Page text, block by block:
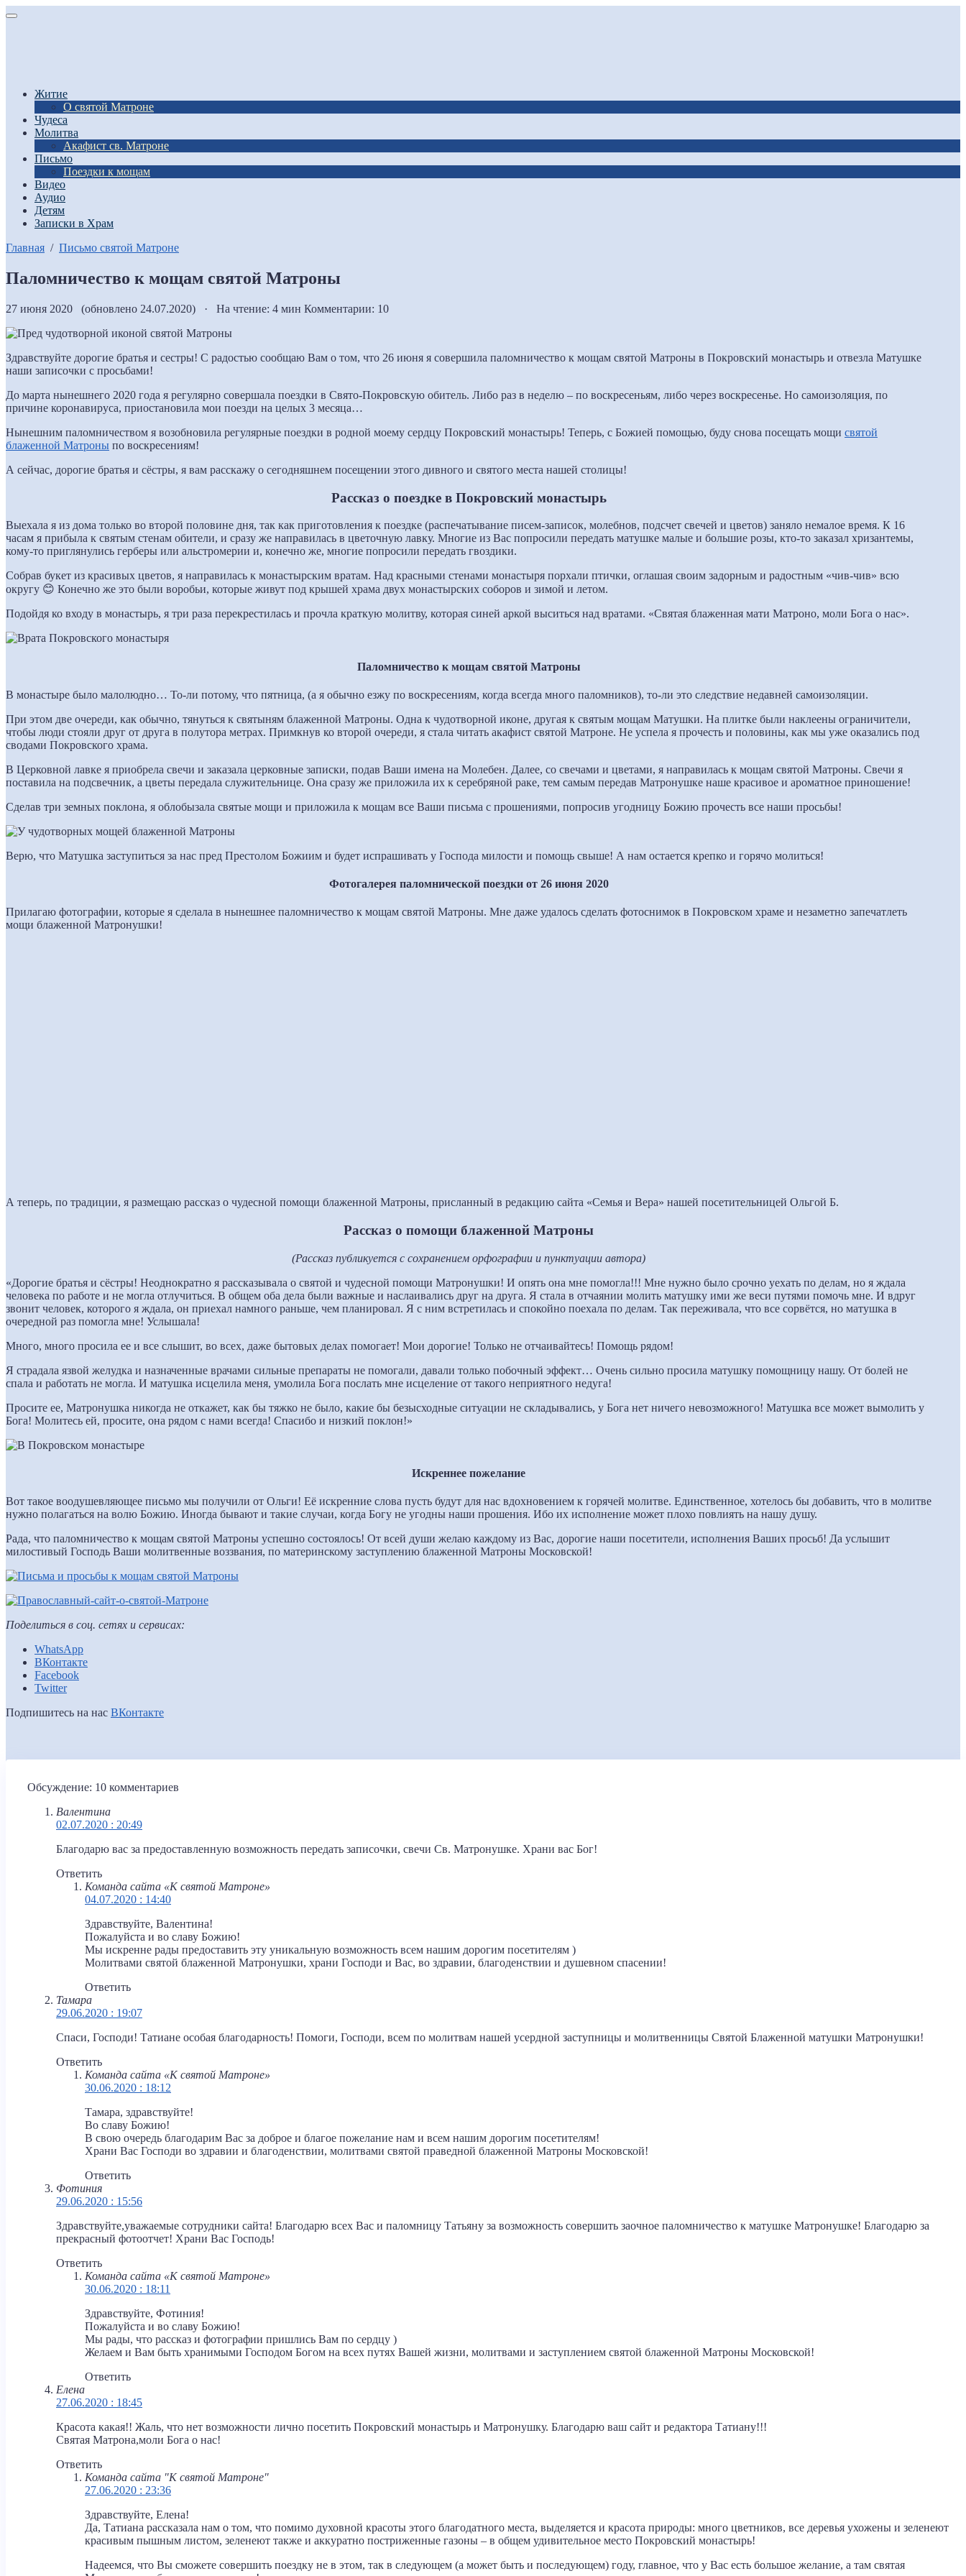
Житие
О святой Матроне
Чудеса
Молитва
Акафист св. Матроне
Письмо
Поездки к мощам
Видео
Аудио
Детям
Записки в Храм
Главная / Письмо святой Матроне
Паломничество к мощам святой Матроны
27 июня 2020 (обновлено 24.07.2020) · На чтение: 4 мин Комментарии: 10
Здравствуйте дорогие братья и сестры! С радостью сообщаю Вам о том, что 26 июня я совершила паломничество к мощам святой Матроны в Покровский монастырь и отвезла Матушке
наши записочки с просьбами!
До марта нынешнего 2020 года я регулярно совершала поездки в Свято-Покровскую обитель. Либо раз в неделю – по воскресеньям, либо через воскресенье. Но самоизоляция, по
причине коронавируса, приостановила мои поезди на целых 3 месяца…
Нынешним паломничеством я возобновила регулярные поездки в родной моему сердцу Покровский монастырь! Теперь, с Божией помощью, буду снова посещать мощи святой
блаженной Матроны по воскресениям!
А сейчас, дорогие братья и сёстры, я вам расскажу о сегодняшнем посещении этого дивного и святого места нашей столицы!
Рассказ о поездке в Покровский монастырь
Выехала я из дома только во второй половине дня, так как приготовления к поездке (распечатывание писем-записок, молебнов, подсчет свечей и цветов) заняло немалое время. К 16
часам я прибыла к святым стенам обители, и сразу же направилась в цветочную лавку. Многие из Вас попросили передать матушке малые и большие розы, кто-то заказал хризантемы,
кому-то приглянулись герберы или альстромерии и, конечно же, многие попросили передать гвоздики.
Собрав букет из красивых цветов, я направилась к монастырским вратам. Над красными стенами монастыря порхали птички, оглашая своим задорным и радостным «чив-чив» всю
округу 😊 Конечно же это были воробьи, которые живут под крышей храма двух монастырских соборов и зимой и летом.
Подойдя ко входу в монастырь, я три раза перекрестилась и прочла краткую молитву, которая синей аркой выситься над вратами. «Святая блаженная мати Матроно, моли Бога о нас».
Паломничество к мощам святой Матроны
В монастыре было малолюдно… То-ли потому, что пятница, (а я обычно езжу по воскресениям, когда всегда много паломников), то-ли это следствие недавней самоизоляции.
При этом две очереди, как обычно, тянуться к святыням блаженной Матроны. Одна к чудотворной иконе, другая к святым мощам Матушки. На плитке были наклеены ограничители,
чтобы люди стояли друг от друга в полутора метрах. Примкнув ко второй очереди, я стала читать акафист святой Матроне. Не успела я прочесть и половины, как мы уже оказались под
сводами Покровского храма.
В Церковной лавке я приобрела свечи и заказала церковные записки, подав Ваши имена на Молебен. Далее, со свечами и цветами, я направилась к мощам святой Матроны. Свечи я
поставила на подсвечник, а цветы передала служительнице. Она сразу же приложила их к серебряной раке, тем самым передав Матронушке наше красивое и ароматное приношение!
Сделав три земных поклона, я облобызала святые мощи и приложила к мощам все Ваши письма с прошениями, попросив угодницу Божию прочесть все наши просьбы!
Верю, что Матушка заступиться за нас пред Престолом Божиим и будет испрашивать у Господа милости и помощь свыше! А нам остается крепко и горячо молиться!
Фотогалерея паломнической поездки от 26 июня 2020
Прилагаю фотографии, которые я сделала в нынешнее паломничество к мощам святой Матроны. Мне даже удалось сделать фотоснимок в Покровском храме и незаметно запечатлеть
мощи блаженной Матронушки!
А теперь, по традиции, я размещаю рассказ о чудесной помощи блаженной Матроны, присланный в редакцию сайта «Семья и Вера» нашей посетительницей Ольгой Б.
Рассказ о помощи блаженной Матроны
(Рассказ публикуется с сохранением орфографии и пунктуации автора)
«Дорогие братья и сёстры! Неоднократно я рассказывала о святой и чудесной помощи Матронушки! И опять она мне помогла!!! Мне нужно было срочно уехать по делам, но я ждала
человека по работе и не могла отлучиться. В общем оба дела были важные и наслаивались друг на друга. Я стала в отчаянии молить матушку ими же веси путями помочь мне. И вдруг
звонит человек, которого я ждала, он приехал намного раньше, чем планировал. Я с ним встретилась и спокойно поехала по делам. Так переживала, что все сорвётся, но матушка в
очередной раз помогла мне! Услышала!
Много, много просила ее и все слышит, во всех, даже бытовых делах помогает! Мои дорогие! Только не отчаивайтесь! Помощь рядом!
Я страдала язвой желудка и назначенные врачами сильные препараты не помогали, давали только побочный эффект… Очень сильно просила матушку помощницу нашу. От болей не
спала и работать не могла. И матушка исцелила меня, умолила Бога послать мне исцеление от такого неприятного недуга!
Просите ее, Матронушка никогда не откажет, как бы тяжко не было, какие бы безысходные ситуации не складывались, у Бога нет ничего невозможного! Матушка все может вымолить у
Бога! Молитесь ей, просите, она рядом с нами всегда! Спасибо и низкий поклон!»
Искреннее пожелание
Вот такое воодушевляющее письмо мы получили от Ольги! Её искренние слова пусть будут для нас вдохновением к горячей молитве. Единственное, хотелось бы добавить, что в молитве
нужно полагаться на волю Божию. Иногда бывают и такие случаи, когда Богу не угодны наши прошения. Ибо их исполнение может плохо повлиять на нашу душу.
Рада, что паломничество к мощам святой Матроны успешно состоялось! От всей души желаю каждому из Вас, дорогие наши посетители, исполнения Ваших просьб! Да услышит
милостивый Господь Ваши молитвенные воззвания, по материнскому заступлению блаженной Матроны Московской!
Поделиться в соц. сетях и сервисах:
WhatsApp
ВКонтакте
Facebook
Twitter
Подпишитесь на нас ВКонтакте
Обсуждение: 10 комментариев
Валентина
02.07.2020 : 20:49
Благодарю вас за предоставленную возможность передать записочки, свечи Св. Матронушке. Храни вас Бог!
Ответить
Команда сайта «К святой Матроне»
04.07.2020 : 14:40
Здравствуйте, Валентина!
Пожалуйста и во славу Божию!
Мы искренне рады предоставить эту уникальную возможность всем нашим дорогим посетителям )
Молитвами святой блаженной Матронушки, храни Господи и Вас, во здравии, благоденствии и душевном спасении!
Ответить
Тамара
29.06.2020 : 19:07
Спаси, Господи! Татиане особая благодарность! Помоги, Господи, всем по молитвам нашей усердной заступницы и молитвенницы Святой Блаженной матушки Матронушки!
Ответить
Команда сайта «К святой Матроне»
30.06.2020 : 18:12
Тамара, здравствуйте!
Во славу Божию!
В свою очередь благодарим Вас за доброе и благое пожелание нам и всем нашим дорогим посетителям!
Храни Вас Господи во здравии и благоденствии, молитвами святой праведной блаженной Матроны Московской!
Ответить
Фотиния
29.06.2020 : 15:56
Здравствуйте,уважаемые сотрудники сайта! Благодарю всех Вас и паломницу Татьяну за возможность совершить заочное паломничество к матушке Матронушке! Благодарю за
прекрасный фотоотчет! Храни Вас Господь!
Ответить
Команда сайта «К святой Матроне»
30.06.2020 : 18:11
Здравствуйте, Фотиния!
Пожалуйста и во славу Божию!
Мы рады, что рассказ и фотографии пришлись Вам по сердцу )
Желаем и Вам быть хранимыми Господом Богом на всех путях Вашей жизни, молитвами и заступлением святой блаженной Матроны Московской!
Ответить
Елена
27.06.2020 : 18:45
Красота какая!! Жаль, что нет возможности лично посетить Покровский монастырь и Матронушку. Благодарю ваш сайт и редактора Татиану!!!
Святая Матрона,моли Бога о нас!
Ответить
Команда сайта "К святой Матроне"
27.06.2020 : 23:36
Здравствуйте, Елена!
Да, Татиана рассказала нам о том, что помимо духовной красоты этого благодатного места, выделяется и красота природы: много цветников, все деревья ухожены и зеленеют
красивым пышным листом, зеленеют также и аккуратно постриженные газоны – в общем удивительное место Покровский монастырь!
Надеемся, что Вы сможете совершить поездку не в этом, так в следующем (а может быть и последующем) году, главное, что у Вас есть большое желание, а там святая